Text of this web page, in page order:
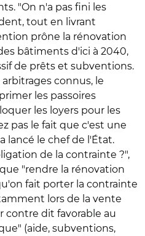
"On n'a pas fini les
tout en livrant
prône la rénovation
bâtiments d'ici à 2040,
de prêts et subventions.
connus, le
les passoires
les loyers pour les
pas le fait que c'est une
lancé le chef de l'État.
de la contrainte ?",
"rendre la rénovation
fait porter la contrainte
lors de la vente
contre dit favorable au
(aide, subventions,